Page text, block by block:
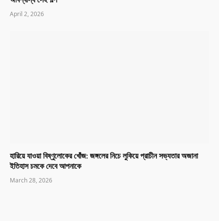
April 2, 2026
হারিয়ে যাওয়া বিষ্ণুলোকের খোঁজ: জঙ্গলের নিচে লুকিয়ে প্রাচীন সভ্যতার অজানা
ইতিহাস চমকে দেবে আপনাকে
March 28, 2026